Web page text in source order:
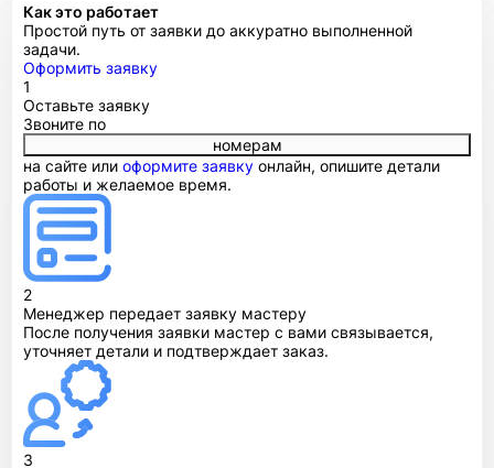
Как это работает
Простой путь от заявки до аккуратно выполненной
задачи.
Оформить заявку
1
Оставьте заявку
Звоните по
номерам
на сайте или оформите заявку онлайн, опишите детали
работы и желаемое время.
2
Менеджер передает заявку мастеру
После получения заявки мастер с вами связывается,
уточняет детали и подтверждает заказ.
3